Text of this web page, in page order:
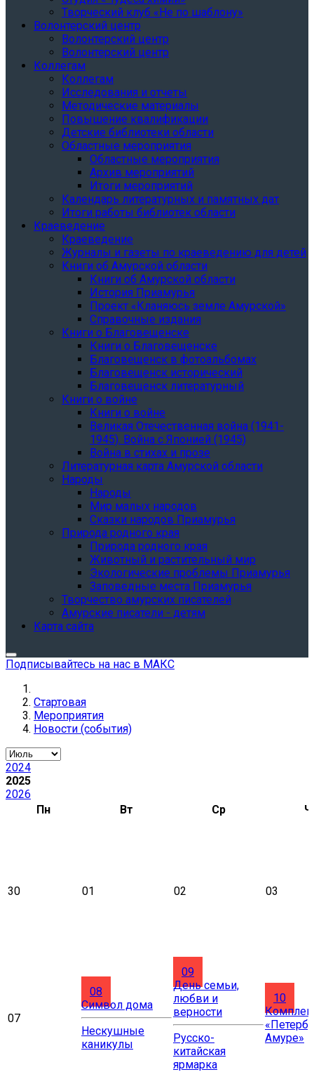
Творческий клуб «Не по шаблону»
Волонтерский центр
Волонтерский центр
Волонтерский центр
Коллегам
Коллегам
Исследования и отчеты
Методические материалы
Повышение квалификации
Детские библиотеки области
Областные мероприятия
Областные мероприятия
Архив мероприятий
Итоги мероприятий
Календарь литературных и памятных дат
Итоги работы библиотек области
Краеведение
Краеведение
Журналы и газеты по краеведению для детей
Книги об Амурской области
Книги об Амурской области
История Приамурья
Проект «Кланяюсь земле Амурской»
Справочные издания
Книги о Благовещенске
Книги о Благовещенске
Благовещенск в фотоальбомах
Благовещенск исторический
Благовещенск литературный
Книги о войне
Книги о войне
Великая Отечественная война (1941-
1945). Война с Японией (1945)
Война в стихах и прозе
Литературная карта Амурской области
Народы
Народы
Мир малых народов
Сказки народов Приамурья
Природа родного края
Природа родного края
Животный и растительный мир
Экологические проблемы Приамурья
Заповедные места Приамурья
Творчество амурских писателей
Амурские писатели - детям
Карта сайта
Подписывайтесь на нас в МАКС
Стартовая
Мероприятия
Новости (события)
2024
2025
2026
Пн
Вт Ср
30 01 02 03
07
08
Символ дома
Нескушные
каникулы
09
День семьи,
любви и
верности
Русско-
китайская
ярмарка
10
Амуре»